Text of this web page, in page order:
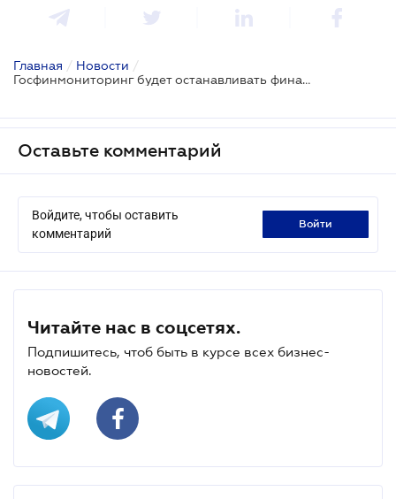
Главная / Новости /
Госфинмониторинг будет останавливать финансовые операции: утвержден Порядок
Оставьте комментарий
Войдите, чтобы оставить
комментарий
войти
Читайте нас в соцсетях.
Подпишитесь, чтоб быть в курсе всех бизнес-
новостей.